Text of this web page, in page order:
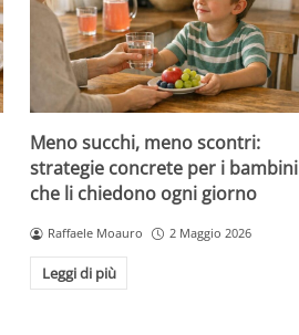
Meno succhi, meno scontri:
strategie concrete per i bambini
che li chiedono ogni giorno
Raffaele Moauro 2 Maggio 2026
Leggi di più